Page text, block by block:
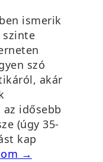
ismerik
szinte
szó
akár
idősebb
(úgy 35-
kap
→